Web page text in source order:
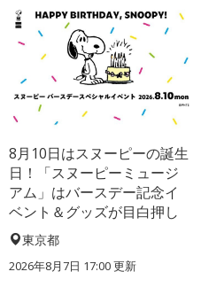
8月10日はスヌーピーの誕生
日！「スヌーピーミュージ
アム」はバースデー記念イ
ベント＆グッズが目白押し
東京都
2026年8月7日 17:00更新